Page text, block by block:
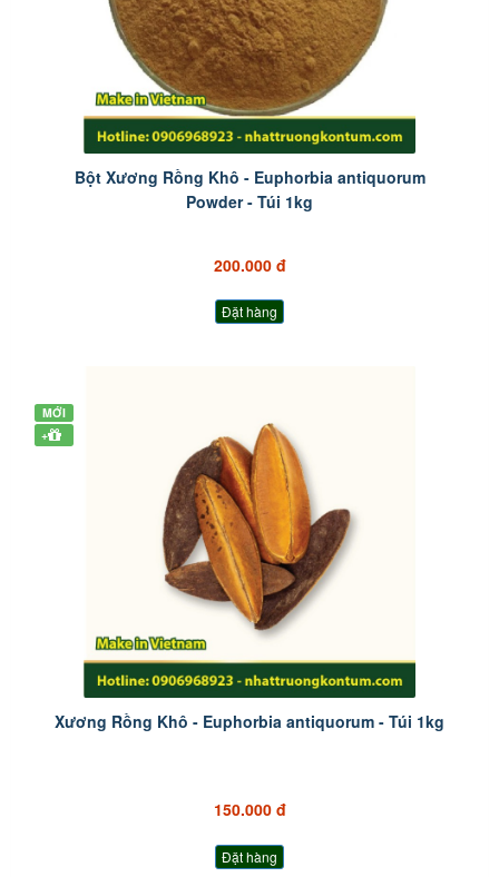
Bột Xương Rồng Khô - Euphorbia antiquorum
Powder - Túi 1kg
200.000 đ
Đặt hàng
MỚI
+
Xương Rồng Khô - Euphorbia antiquorum - Túi 1kg
150.000 đ
Đặt hàng